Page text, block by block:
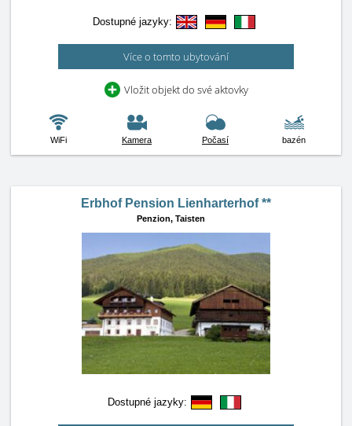
Dostupné jazyky:
Více o tomto ubytování
Vložit objekt do své aktovky
WiFi Kamera Počasí bazén
Erbhof Pension Lienharterhof **
Penzion, Taisten
Dostupné jazyky: